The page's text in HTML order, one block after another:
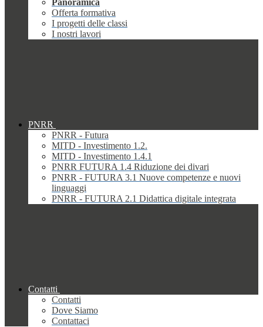
Panoramica
Offerta formativa
I progetti delle classi
I nostri lavori
PNRR
PNRR - Futura
MITD - Investimento 1.2.
MITD - Investimento 1.4.1
PNRR FUTURA 1.4 Riduzione dei divari
PNRR - FUTURA 3.1 Nuove competenze e nuovi
linguaggi
PNRR - FUTURA 2.1 Didattica digitale integrata
Contatti
Contatti
Dove Siamo
Contattaci